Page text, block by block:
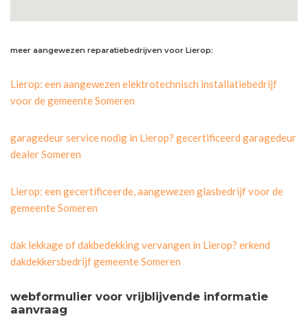
meer aangewezen reparatiebedrijven voor Lierop:
Lierop: een aangewezen elektrotechnisch installatiebedrijf
voor de gemeente Someren
garagedeur service nodig in Lierop? gecertificeerd garagedeur
dealer Someren
Lierop: een gecertificeerde, aangewezen glasbedrijf voor de
gemeente Someren
dak lekkage of dakbedekking vervangen in Lierop? erkend
dakdekkersbedrijf gemeente Someren
webformulier voor vrijblijvende informatie
aanvraag